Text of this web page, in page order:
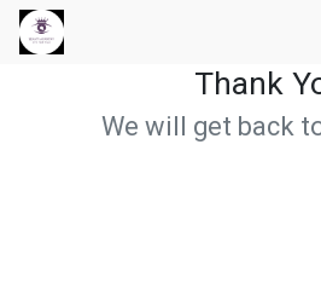
Thank
We will get back